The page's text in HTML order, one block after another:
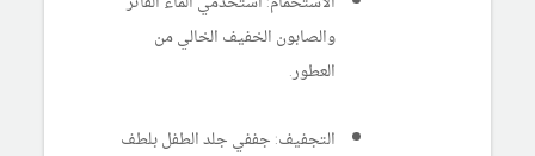
والصابون الخفيف الخالي من
العطور.
التجفيف: جففي جلد الطفل بلطف